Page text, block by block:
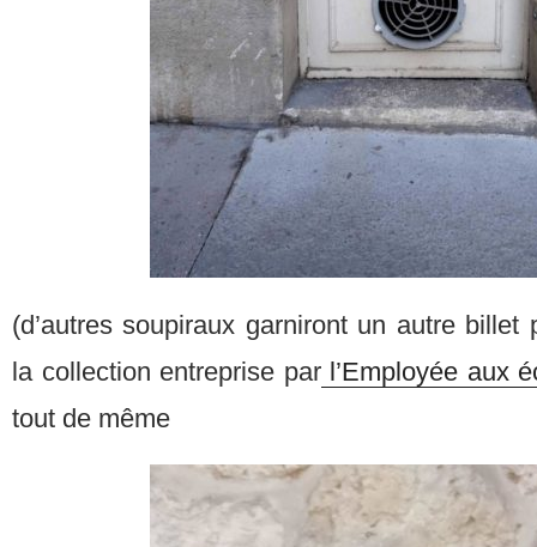
(d’autres soupiraux garniront un autre billet
la collection entreprise parl’Employée aux
tout de même